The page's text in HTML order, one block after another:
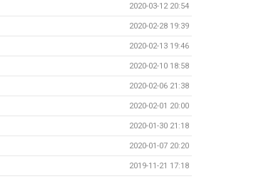
2020-03-12 20:54
2020-02-28 19:39
2020-02-13 19:46
2020-02-10 18:58
2020-02-06 21:38
2020-02-01 20:00
2020-01-30 21:18
2020-01-07 20:20
2019-11-21 17:18